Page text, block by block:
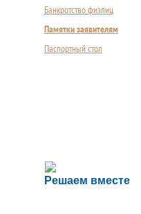
Банкротство физлиц
Памятки заявителям
Паспортный стол
Решаем вместе
Сложности с
Сообщите об этом